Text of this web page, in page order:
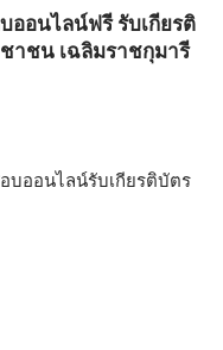
ออนไลน์ฟรี รับเกียรติ
าชน เฉลิมราชกุมารี